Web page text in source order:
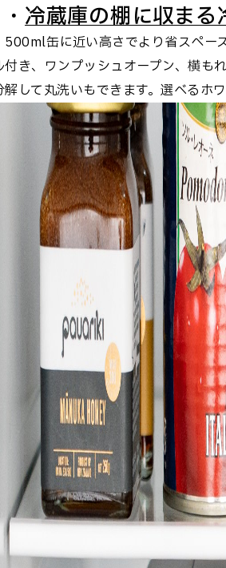
・ 冷蔵庫の棚に収ま
500ml缶に近い高さでより省スペー
付き、ワンプッシュオープン、横も
解して丸洗いもできます。選べるホ